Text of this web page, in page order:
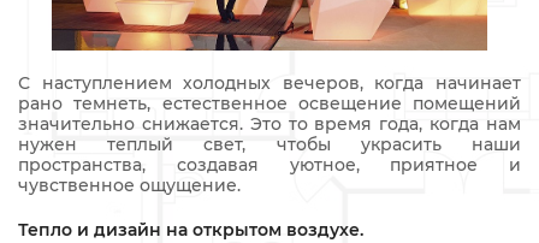
С наступлением холодных вечеров, когда начинает
рано темнеть, естественное освещение помещений
значительно снижается. Это то время года, когда нам
нужен теплый свет, чтобы украсить наши
пространства, создавая уютное, приятное и
чувственное ощущение.
Тепло и дизайн на открытом воздухе.